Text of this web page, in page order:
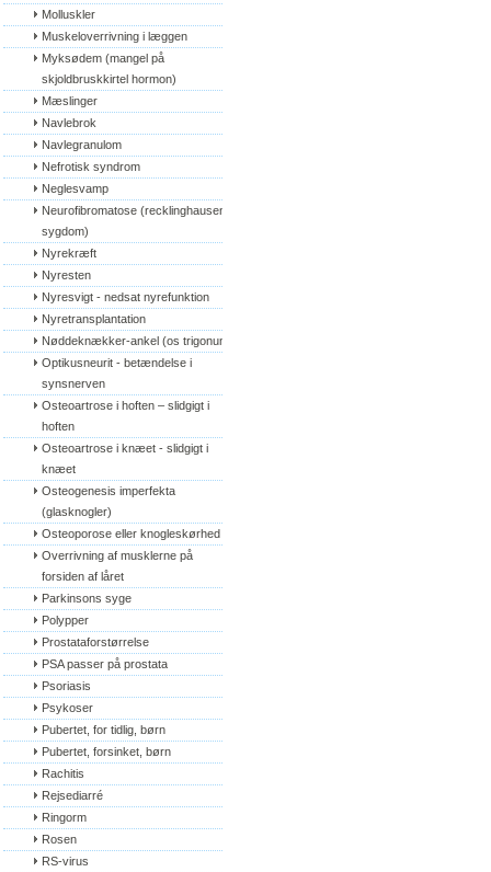
Molluskler
Muskeloverrivning i læggen
Myksødem (mangel på
skjoldbruskkirtel hormon)
Mæslinger
Navlebrok
Navlegranulom
Nefrotisk syndrom
Neglesvamp
Neurofibromatose (recklinghausens
sygdom)
Nyrekræft
Nyresten
Nyresvigt - nedsat nyrefunktion
Nyretransplantation
Nøddeknækker-ankel (os trigonum)
Optikusneurit - betændelse i
synsnerven
Osteoartrose i hoften – slidgigt i
hoften
Osteoartrose i knæet - slidgigt i
knæet
Osteogenesis imperfekta
(glasknogler)
Osteoporose eller knogleskørhed
Overrivning af musklerne på
forsiden af låret
Parkinsons syge
Polypper
Prostataforstørrelse
PSA passer på prostata
Psoriasis
Psykoser
Pubertet, for tidlig, børn
Pubertet, forsinket, børn
Rachitis
Rejsediarré
Ringorm
Rosen
RS-virus